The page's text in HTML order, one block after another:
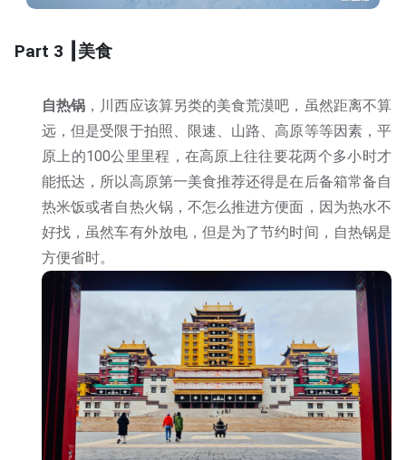
Part 3 ┃美食
自热锅 ，川西应该算另类的美食荒漠吧，虽然距离不算
远，但是受限于拍照、限速、山路、高原等等因素，平
原上的100公里里程，在高原上往往要花两个多小时才
能抵达，所以高原第一美食推荐还得是在后备箱常备自
热米饭或者自热火锅，不怎么推进方便面，因为热水不
好找，虽然车有外放电，但是为了节约时间，自热锅是
方便省时。